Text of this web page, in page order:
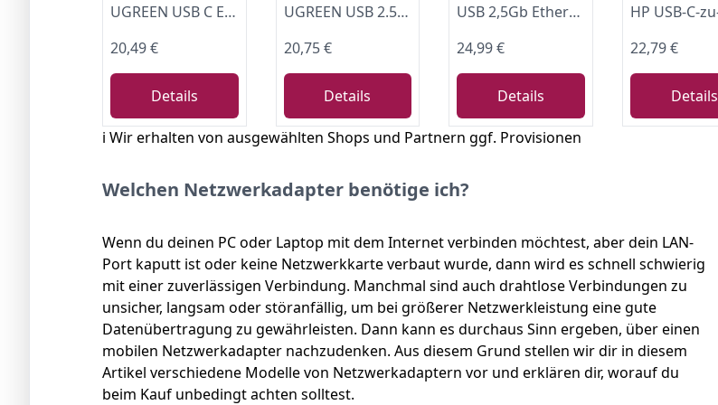
UGREEN USB C Ethernet Adapter 2.5G USB C auf LAN Adapter Netzwerkadapter
20,49 €
Details
UGREEN USB 2.5G LAN Adapter Ethernet Adapter USB 3.0 auf RJ45 2500Mbps Gigabit Netzwerkadapter auf Aluminium kompatibel mit Laptop, PC unter Windows 11/10/8, macOS usw.
20,75 €
Details
USB 2,5Gb Ethernet Adapter, USB 3.0 auf RJ45 2.5GbE LAN Netzwerk Adapter, 2500/1000/100/10 Mbps Gigabit Ethernet Internet Adapter für MacOS, Windows, Linux, PC, NAS, Laptop, Tablet, PVE Server
24,99 €
Details
22,79 €
Details
ℹ️ Wir erhalten von ausgewählten Shops und Partnern ggf. Provisionen
Welchen Netzwerkadapter benötige ich?
Wenn du deinen PC oder Laptop mit dem Internet verbinden möchtest, aber dein LAN-
Port kaputt ist oder keine Netzwerkkarte verbaut wurde, dann wird es schnell schwierig
mit einer zuverlässigen Verbindung. Manchmal sind auch drahtlose Verbindungen zu
unsicher, langsam oder störanfällig, um bei größerer Netzwerkleistung eine gute
Datenübertragung zu gewährleisten. Dann kann es durchaus Sinn ergeben, über einen
mobilen Netzwerkadapter nachzudenken. Aus diesem Grund stellen wir dir in diesem
Artikel verschiedene Modelle von Netzwerkadaptern vor und erklären dir, worauf du
beim Kauf unbedingt achten solltest.